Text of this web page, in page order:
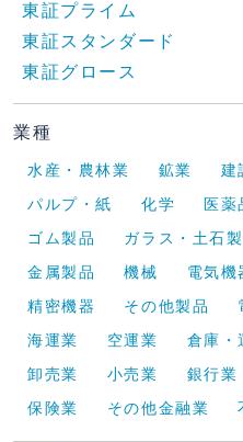
東証プライム
東証スタンダード
東証グロース
業種
水産・農林業 鉱業 建
パルプ・紙
化学 医薬
ゴム製品
ガラス・土石
金属製品
機械 電気機
精密機器
その他製品
海運業
空運業 倉庫・
卸売業
小売業 銀行業
保険業
その他金融業